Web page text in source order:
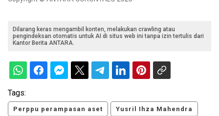
Dilarang keras mengambil konten, melakukan crawling atau
pengindeksan otomatis untuk AI di situs web ini tanpa izin tertulis dari
Kantor Berita ANTARA.
Tags:
Perppu perampasan aset Yusril Ihza Mahendra